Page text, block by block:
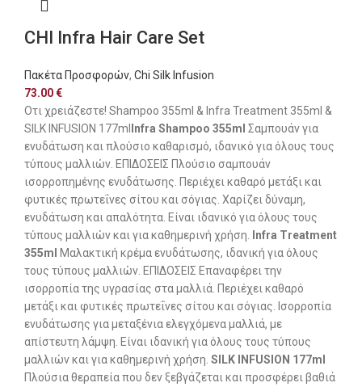
CHI Infra Hair Care Set
Πακέτα Προσφορών, Chi Silk Infusion
73.00€
Οτι χρειάζεστε! Shampoo 355ml & Infra Treatment 355ml &
SILK INFUSION 177ml Infra Shampoo 355ml Σαμπουάν για
ενυδάτωση και πλούσιο καθαρισμό, ιδανικό για όλους τους
τύπους μαλλιών. ΕΠΙΔΟΣΕΙΣ Πλούσιο σαμπουάν
ισορροπημένης ενυδάτωσης. Περιέχει καθαρό μετάξι και
φυτικές πρωτεΐνες σίτου και σόγιας. Χαρίζει δύναμη,
ενυδάτωση και απαλότητα. Είναι ιδανικό για όλους τους
τύπους μαλλιών και για καθημερινή χρήση.
Infra Treatment
355ml
Μαλακτική κρέμα ενυδάτωσης, ιδανική για όλους
τους τύπους μαλλιών. ΕΠΙΔΟΣΕΙΣ Επαναφέρει την
ισορροπία της υγρασίας στα μαλλιά. Περιέχει καθαρό
μετάξι και φυτικές πρωτεΐνες σίτου και σόγιας. Ισορροπία
ενυδάτωσης για μεταξένια ελεγχόμενα μαλλιά, με
απίστευτη λάμψη. Είναι ιδανική για όλους τους τύπους
μαλλιών και για καθημερινή χρήση. SILK INFUSION 177ml
Πλούσια θεραπεία που δεν ξεβγάζεται και προσφέρει βαθιά